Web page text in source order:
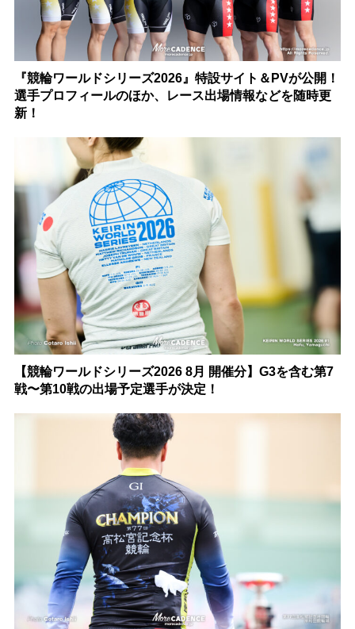
『競輪ワールドシリーズ2026』特設サイト＆PVが公開！
選手プロフィールのほか、レース出場情報などを随時更
新！
【競輪ワールドシリーズ2026 8月 開催分】G3を含む第7
戦〜第10戦の出場予定選手が決定！